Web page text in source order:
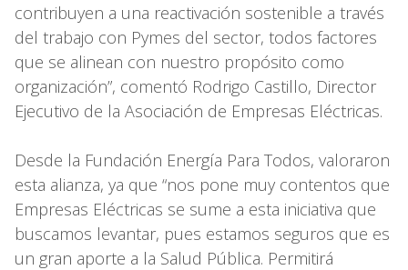
contribuyen a una reactivación sostenible a través
del trabajo con Pymes del sector, todos factores
que se alinean con nuestro propósito como
organización”, comentó Rodrigo Castillo, Director
Ejecutivo de la Asociación de Empresas Eléctricas.
Desde la Fundación Energía Para Todos, valoraron
esta alianza, ya que “nos pone muy contentos que
Empresas Eléctricas se sume a esta iniciativa que
buscamos levantar, pues estamos seguros que es
un gran aporte a la Salud Pública. Permitirá